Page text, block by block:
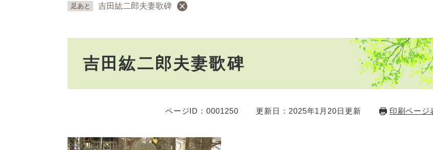
足あと 吉田紘二郎夫妻歌碑
吉田紘二郎夫妻歌碑
ページID：0001250 更新日：2025年1月20日更新 印刷ページ